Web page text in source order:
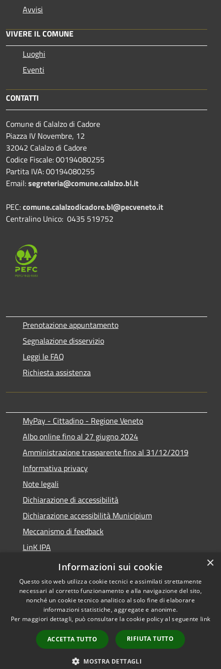
Avvisi
VIVERE IL COMUNE
Luoghi
Eventi
CONTATTI
Comune di Calalzo di Cadore
Piazza IV Novembre, 12
32042 Calalzo di Cadore
Codice Fiscale: 00194080255
Partita IVA: 00194080255
Email:segreteria@comune.calalzo.bl.it
PEC:comune.calalzodicadore.bl@pecveneto.it
Centralino Unico: 0435 519752
Prenotazione appuntamento
Segnalazione disservizio
Leggi le FAQ
Richiesta assistenza
MyPay - Cittadino - Regione Veneto
Albo online fino al 27 giugno 2024
Amministrazione trasparente fino al 31/12/2019
Informativa privacy
Note legali
Dichiarazione di accessibilità
Dichiarazione accessibilità Municipium
Meccanismo di feedback
LinK IPA
Social media policy
Accessibilità
Copyright © 2026 • Comune di
Calalzo di Cadore • Powered by
Municipium•
Accesso
redazione
×
Informazioni sui cookie
Questo sito web utilizza cookie tecnici e assimilati strettamente
necessari al corretto funzionamento e alla navigazione del sito,
nonché un cookie tecnico analitico al solo fine di elaborare
informazioni statistiche, aggregate e anonime.
Per maggiori dettagli, può consultare la cookie policy al seguente link
ACCETTA TUTTO RIFIUTA TUTTO
MOSTRA DETTAGLI